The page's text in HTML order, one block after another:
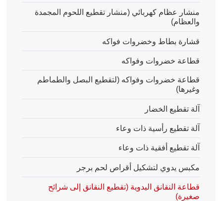
منشار عظام كهربائي (منشار تقطيع اللحوم المجمدة
والعظام)
قشارة بطاط وخضروات فواكه
قطاعة خضروات وفواكه
قطاعة خضروات وفواكه (لتقطيع البصل والطماطم
وغيرها)
آلة تقطيع الخضار
آلة تقطيع رأسية ذات وعاء
آلة تقطيع أفقية ذات وعاء
مكبس يدوي لتشكيل أقراص لحم برجر
قطاعة النقانق اليدوية (تقطيع النقانق إلى شرائح
صغيرة)